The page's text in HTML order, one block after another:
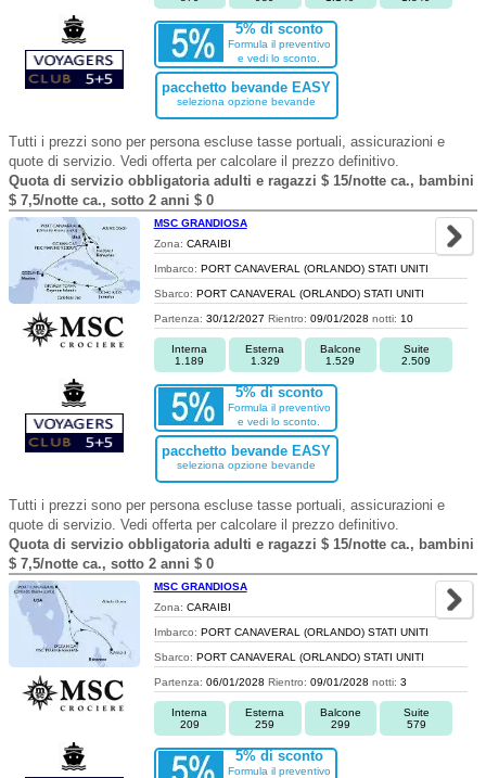
5% di sconto
Formula il preventivo
e vedi lo sconto.
pacchetto bevande EASY
seleziona opzione bevande
Tutti i prezzi sono per persona escluse tasse portuali, assicurazioni e
quote di servizio. Vedi offerta per calcolare il prezzo definitivo.
Quota di servizio obbligatoria adulti e ragazzi $ 15/notte ca., bambini
$ 7,5/notte ca., sotto 2 anni $ 0
MSC GRANDIOSA
Zona: CARAIBI
Imbarco: PORT CANAVERAL (ORLANDO) STATI UNITI
Sbarco: PORT CANAVERAL (ORLANDO) STATI UNITI
Partenza: 30/12/2027 Rientro: 09/01/2028 notti: 10
Interna
1.189
Esterna
1.329
Balcone
1.529
Suite
2.509
5% di sconto
Formula il preventivo
e vedi lo sconto.
pacchetto bevande EASY
seleziona opzione bevande
Tutti i prezzi sono per persona escluse tasse portuali, assicurazioni e
quote di servizio. Vedi offerta per calcolare il prezzo definitivo.
Quota di servizio obbligatoria adulti e ragazzi $ 15/notte ca., bambini
$ 7,5/notte ca., sotto 2 anni $ 0
MSC GRANDIOSA
Zona: CARAIBI
Imbarco: PORT CANAVERAL (ORLANDO) STATI UNITI
Sbarco: PORT CANAVERAL (ORLANDO) STATI UNITI
Partenza: 06/01/2028 Rientro: 09/01/2028 notti: 3
Interna
209
Esterna
259
Balcone
299
Suite
579
5% di sconto
Formula il preventivo